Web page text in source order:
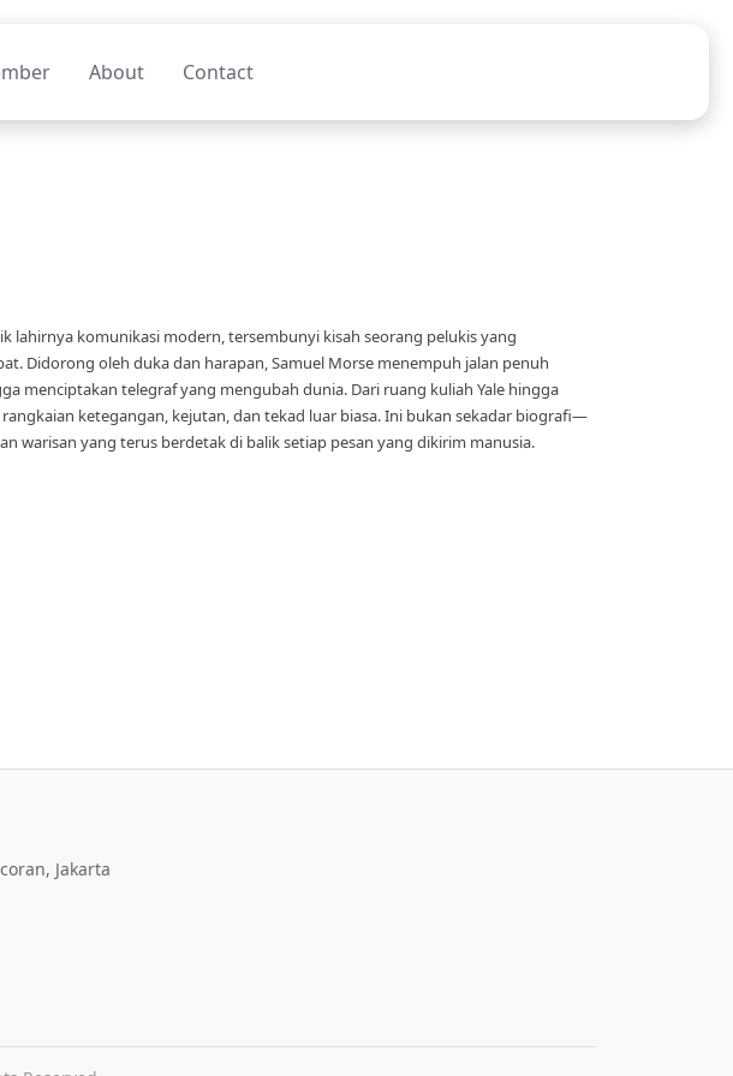
About Contact
lahirnya komunikasi modern, tersembunyi kisah seorang pelukis yang
Didorong oleh duka dan harapan, Samuel Morse menempuh jalan penuh
menciptakan telegraf yang mengubah dunia. Dari ruang kuliah Yale hingga
ketegangan, kejutan, dan tekad luar biasa. Ini bukan sekadar biografi—
warisan yang terus berdetak di balik setiap pesan yang dikirim manusia.
Jakarta